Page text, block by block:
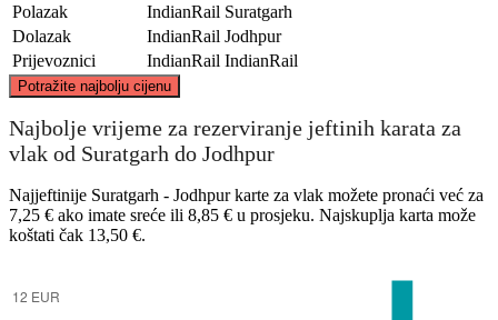
Polazak
IndianRail Suratgarh
Dolazak
IndianRail Jodhpur
Prijevoznici
IndianRail IndianRail
Potražite najbolju cijenu
©CARTO
Najbolje vrijeme za rezerviranje jeftinih karata za
vlak od Suratgarh do Jodhpur
Najjeftinije Suratgarh - Jodhpur karte za vlak možete pronaći već za
7,25 € ako imate sreće ili 8,85 € u prosjeku. Najskuplja karta može
koštati čak 13,50 €.